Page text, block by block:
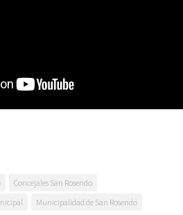
Concejales San Rosendo
Municipalidad de San Rosendo